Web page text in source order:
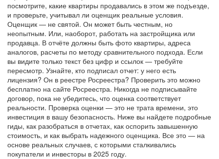
посмотрите, какие квартиры продавались в этом же подъезде,
и проверьте, учитывал ли оценщик реальные условия.
Оценщик — не святой. Он может быть честным, но
неопытным. Или, наоборот, работать на застройщика или
продавца. В отчёте должны быть фото квартиры, адреса
аналогов, расчеты по методу сравнительного подхода. Если
вы видите только текст без цифр и ссылок — требуйте
пересмотр. Узнайте, кто подписал отчет: у него есть
лицензия? Он в реестре Росреестра? Проверить это можно
бесплатно на сайте Росреестра. Никогда не подписывайте
договор, пока не убедитесь, что оценка соответствует
реальности. Проверка оценки — это не трата времени, это
инвестиция в вашу безопасность. Ниже вы найдете подробные
гиды, как разобраться в отчетах, как оспорить завышенную
стоимость, и как выбрать надежного оценщика. Все это — на
основе реальных случаев, с которыми сталкивались
покупатели и инвесторы в 2025 году.